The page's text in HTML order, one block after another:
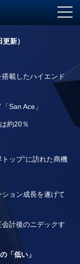
新）
載したハイエンド
San Ace」
約20％
ップ”に訪れた商機
ョン成長を遂げて
計後のニデックす
「低い」